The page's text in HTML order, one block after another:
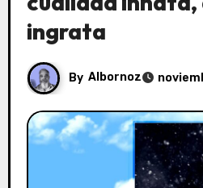
ingrata
By Albornoz